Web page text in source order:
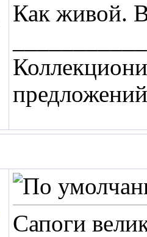
Как живой.
Сапоги